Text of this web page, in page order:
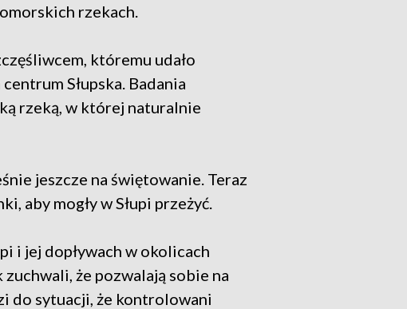
rzekach.
któremu udało
Słupska. Badania
rzeką, w której naturalnie
jeszcze na świętowanie. Teraz
aby mogły w Słupi przeżyć.
i jej dopływach w okolicach
że pozwalają sobie na
do sytuacji, że kontrolowani